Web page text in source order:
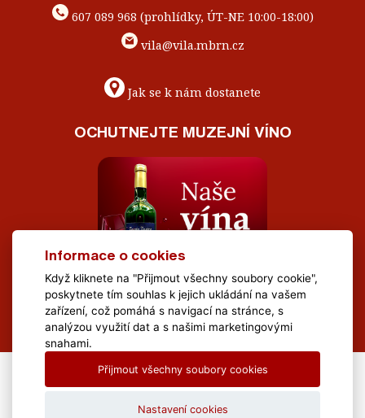
607 089 968 (prohlídky, ÚT-NE 10:00-18:00)
vila@vila.mbrn.cz
Jak se k nám dostanete
OCHUTNEJTE MUZEJNÍ VÍNO
All Rights Reserved Muzeum Brněnska © 2020, Webdesign by
Informace o cookies
Když kliknete na "Přijmout všechny soubory cookie",
poskytnete tím souhlas k jejich ukládání na vašem
zařízení, což pomáhá s navigací na stránce, s
analýzou využití dat a s našimi marketingovými
snahami.
Přijmout všechny soubory cookies
Nastavení cookies